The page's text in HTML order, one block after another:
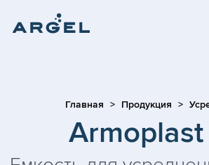
Главная Продукция
Armoplast